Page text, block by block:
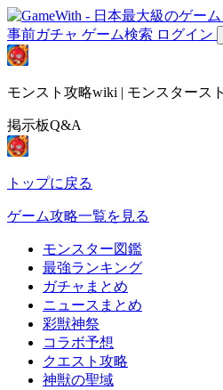
事前ガチャ ゲーム検索 ログイン
モンスト攻略wiki | モンスタース
掲示板Q&A
トップに戻る
ゲーム攻略一覧を見る
モンスター図鑑
最強ランキング
ガチャまとめ
ニュースまとめ
彩獣神祭
コラボ予想
クエスト攻略
神獣の聖域